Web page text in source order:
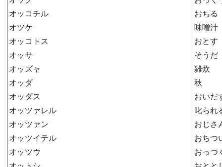
オッコチル
おちる
オツケ
味噌汁
オッコトス
おとす
オッサ
そうだ
オッズャ
雑炊
オッダ
秋
オッダス
おいだ
オッツァレル
叱られ
オッツァン
おじさ
オッツイテル
おちつ
オッツウ
おっつ